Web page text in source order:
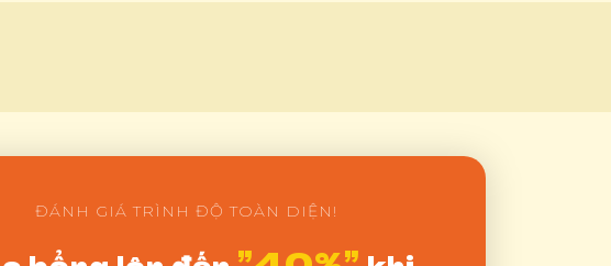
ĐÁNH GIÁ TRÌNH ĐỘ TOÀN DIỆN!